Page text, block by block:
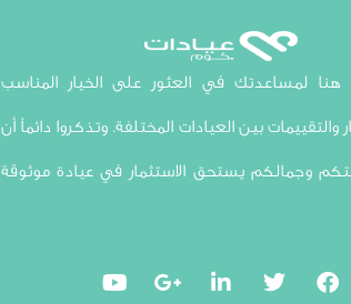
هنا لمساعدتك في العثور على الخيار المناسب
والتقييمات بين العيادات المختلفة. وتذكروا دائماً أن
وجمالكم يستحق الاستثمار في عيادة موثوقة